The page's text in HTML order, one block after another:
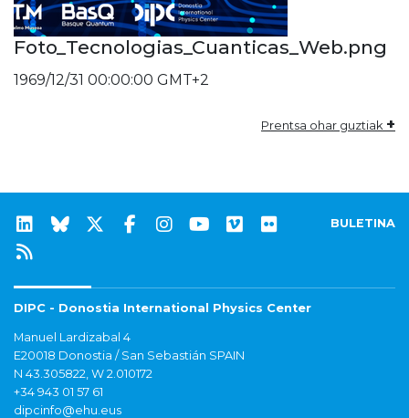
Foto_Tecnologias_Cuanticas_Web.png
1969/12/31 00:00:00 GMT+2
Prentsa ohar guztiak +
BULETINA
DIPC - Donostia International Physics Center
Manuel Lardizabal 4
E20018 Donostia / San Sebastián SPAIN
N 43.305822, W 2.010172
+34 943 01 57 61
dipcinfo@ehu.eus